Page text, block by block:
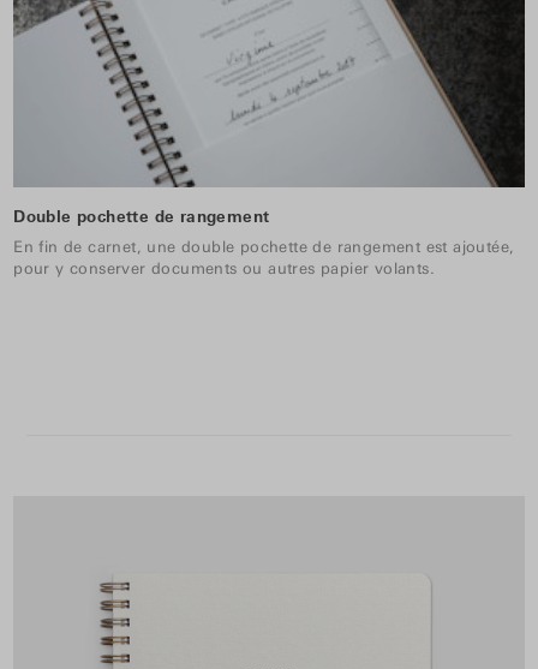
Double pochette de rangement
En fin de carnet, une double pochette de rangement est ajoutée,
pour y conserver documents ou autres papier volants.